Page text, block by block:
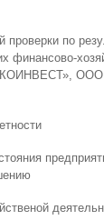
проверки по
финансово-